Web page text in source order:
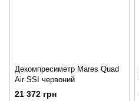
Декомпресиметр Mares Quad
Air SSI червоний
21 372 грн